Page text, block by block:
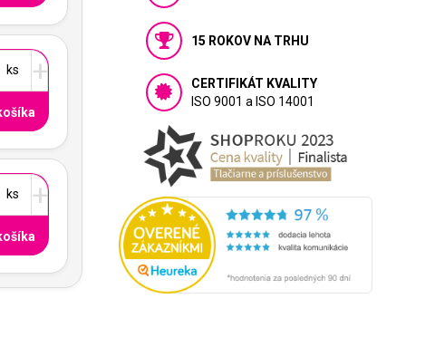
+
+
15 ROKOV NA TRHU
CERTIFIKÁT KVALITY
ISO 9001 a ISO 14001